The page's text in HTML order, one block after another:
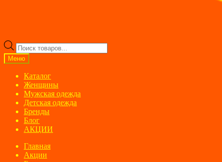
Поиск
товаров
Меню
Каталог
Женщины
Мужская одежда
Детская одежда
Бренды
Блог
АКЦИИ
Главная
Акции